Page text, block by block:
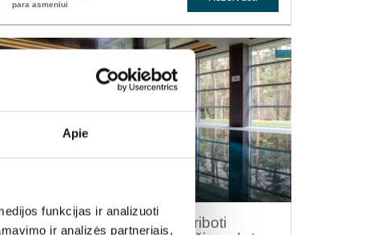
Apie
funkcijas ir analizuoti
ir analizės partneriais,
para asmeniui
Nakvynė su pusryčiais, neriboti